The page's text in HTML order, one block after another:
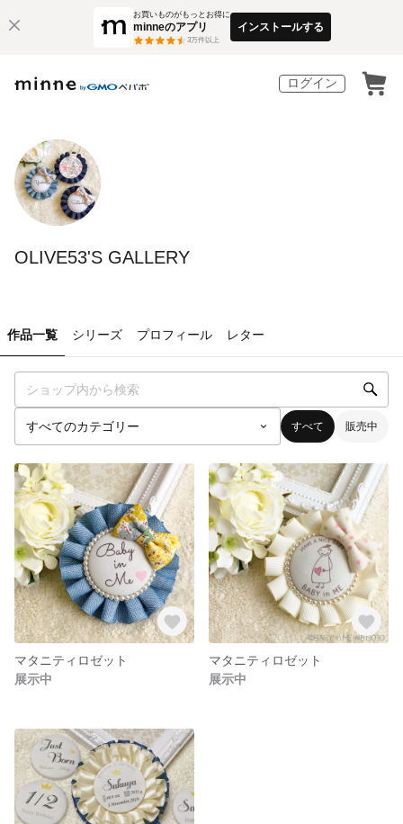
お買いものがもっとお得に
minneのアプリ
3万件以上
インストールする
ログイン
OLIVE53'S GALLERY
作品一覧 シリーズ プロフィール レター
すべて 販売中
マタニティロゼット
展示中
マタニティロゼット
展示中